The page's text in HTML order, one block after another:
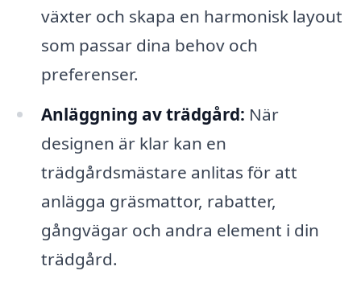
växter och skapa en harmonisk layout
som passar dina behov och
preferenser.
Anläggning av trädgård: När
designen är klar kan en
trädgårdsmästare anlitas för att
anlägga gräsmattor, rabatter,
gångvägar och andra element i din
trädgård.